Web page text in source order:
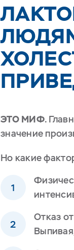
ЭТО МИФ.
значение
Но какие
Отказ